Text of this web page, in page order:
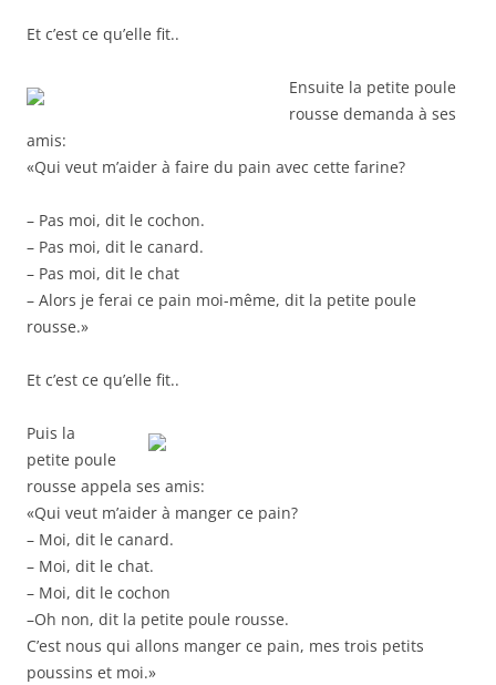
Et c’est ce qu’elle fit..
Ensuite la petite poule
rousse demanda à ses
amis:
«Qui veut m’aider à faire du pain avec cette farine?
– Pas moi, dit le cochon.
– Pas moi, dit le canard.
– Pas moi, dit le chat
– Alors je ferai ce pain moi-même, dit la petite poule
rousse.»
Et c’est ce qu’elle fit..
Puis la
petite poule
rousse appela ses amis:
«Qui veut m’aider à manger ce pain?
– Moi, dit le canard.
– Moi, dit le chat.
– Moi, dit le cochon
–Oh non, dit la petite poule rousse.
C’est nous qui allons manger ce pain, mes trois petits
poussins et moi.»